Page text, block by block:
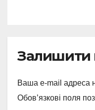
Залишити
Ваша e-mail адреса
Обов’язкові поля